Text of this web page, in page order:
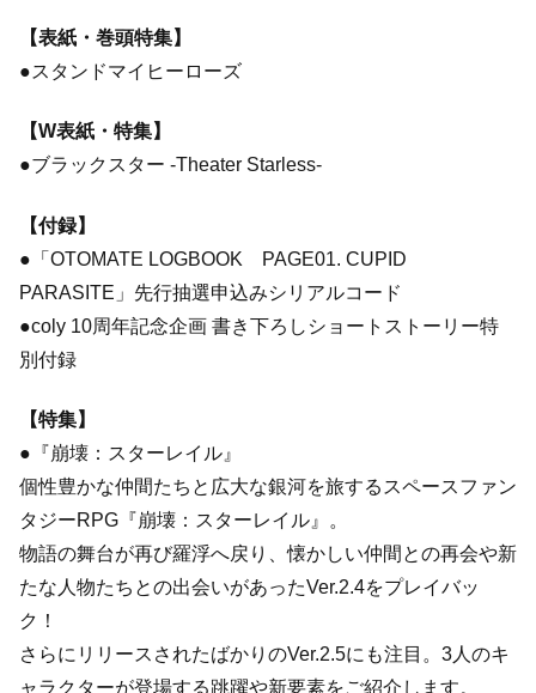
【表紙・巻頭特集】
●スタンドマイヒーローズ
【W表紙・特集】
●ブラックスター -Theater Starless-
【付録】
●「OTOMATE LOGBOOK PAGE01. CUPID
PARASITE」先行抽選申込みシリアルコード
●coly 10周年記念企画 書き下ろしショートストーリー特
別付録
【特集】
●『崩壊：スターレイル』
個性豊かな仲間たちと広大な銀河を旅するスペースファン
タジーRPG『崩壊：スターレイル』。
物語の舞台が再び羅浮へ戻り、懐かしい仲間との再会や新
たな人物たちとの出会いがあったVer.2.4をプレイバッ
ク！
さらにリリースされたばかりのVer.2.5にも注目。3人のキ
ャラクターが登場する跳躍や新要素をご紹介します。